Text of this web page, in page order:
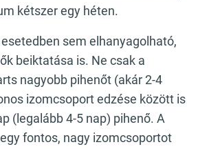
kétszer egy héten.
sem elhanyagolható,
beiktatása is. Ne csak a
nagyobb pihenőt (akár 2-4
izomcsoport edzése között is
(legalább 4-5 nap) pihenő. A
fontos, nagy izomcsoportot